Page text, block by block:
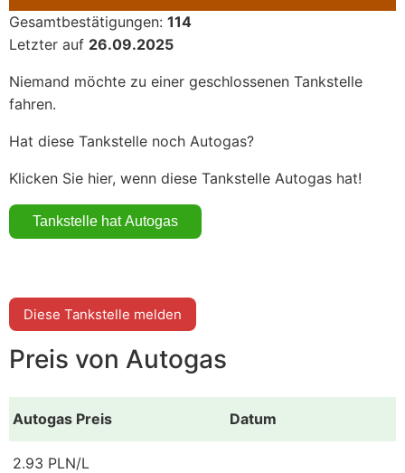
Gesamtbestätigungen: 114
Letzter auf 26.09.2025
Niemand möchte zu einer geschlossenen Tankstelle
fahren.
Hat diese Tankstelle noch Autogas?
Klicken Sie hier, wenn diese Tankstelle Autogas hat!
Diese Tankstelle melden
Preis von Autogas
Autogas Preis Datum
2.93 PLN/L